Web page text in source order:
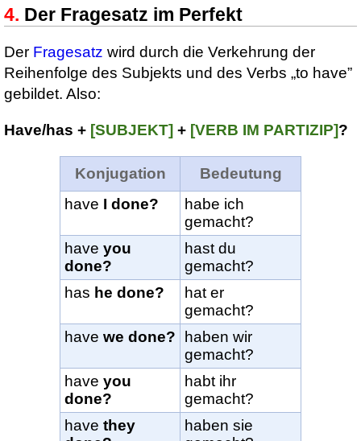
Der Fragesatz im Perfekt
Der Fragesatz wird durch die Verkehrung der
Reihenfolge des Subjekts und des Verbs „to have”
gebildet. Also:
Have/has + [SUBJEKT] + [VERB IM PARTIZIP]?
Konjugation
Bedeutung
have I done?
habe ich
gemacht?
have you
done?
hast du
gemacht?
has he done?
hat er
gemacht?
have we done?
haben wir
gemacht?
have you
done?
habt ihr
gemacht?
have they
haben sie